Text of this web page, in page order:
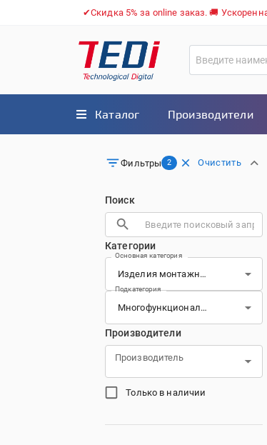
✔Скидка 5% за online заказ. 🚚
Каталог Производители
Фильтры 2 Очистить
Поиск
Категории
Основная категория
Подкатегория
Производители
Производитель
Только в наличии